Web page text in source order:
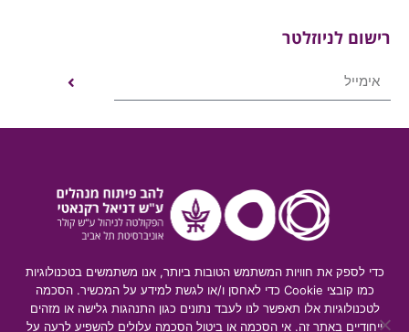
רישום לניוזלטר
© 2019 כל הזכויות שמורות
כדי לספק את חוויות המשתמש הטובות ביותר, אנו משתמשים בטכנולוגיות
כמו קובצי Cookie כדי לאחסן ו/או לגשת למידע על המכשיר. הסכמה
לטכנולוגיות אלו תאפשר לנו לעבד נתונים כגון התנהגות גלישה או מזהים
ייחודיים באתר זה. אי הסכמה או ביטול הסכמה עלולים להשפיע לרעה על